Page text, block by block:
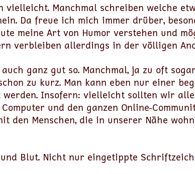
vielleicht. Manchmal schreiben welche
Da freue ich mich immer drüber,
meine Art von Humor verstehen und
verbleiben allerdings in der völligen
ganz gut so. Manchmal, ja zu oft
zu kurz. Man kann eben nur einer
werden. Insofern: vielleicht sollten wir
und den ganzen Online-
den Menschen, die in unserer Nähe
Blut. Nicht nur eingetippte